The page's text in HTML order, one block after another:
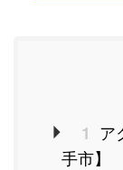
1 ア
手市】